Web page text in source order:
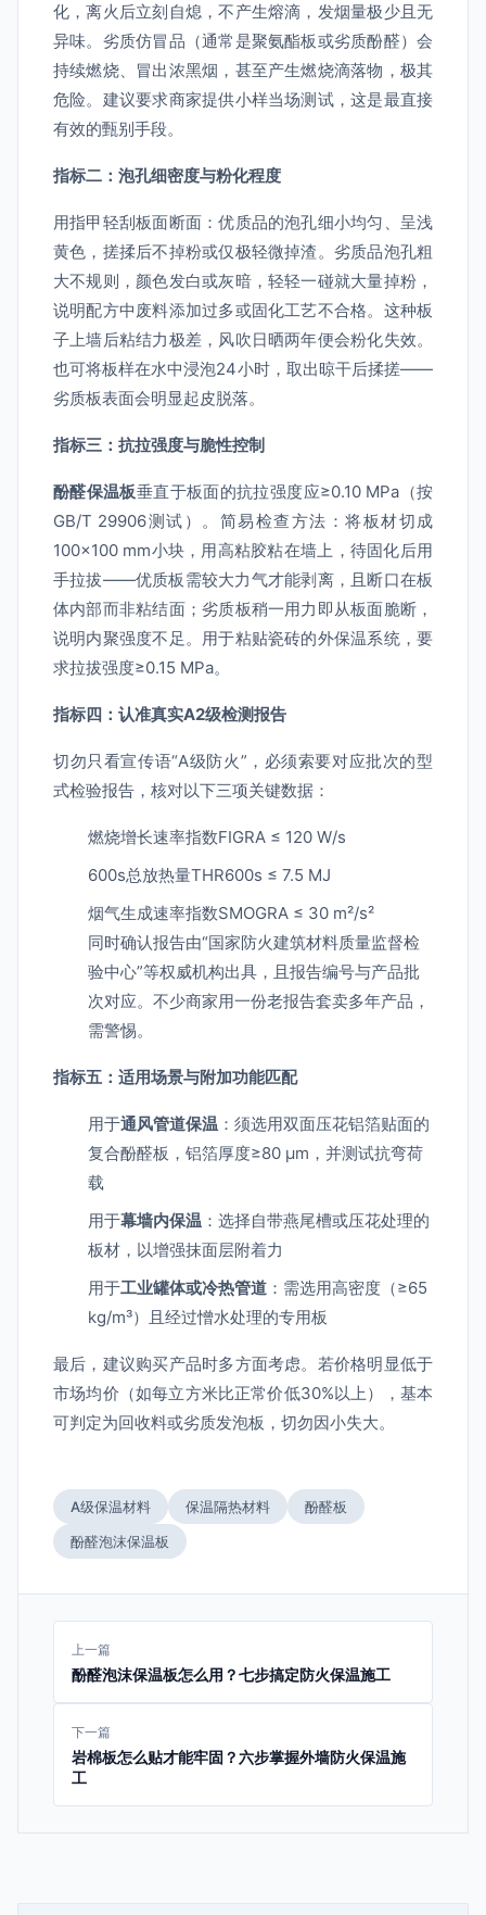
化，离火后立刻自熄，不产生熔滴，发烟量极少且无
异味。劣质仿冒品（通常是聚氨酯板或劣质酚醛）会
持续燃烧、冒出浓黑烟，甚至产生燃烧滴落物，极其
危险。建议要求商家提供小样当场测试，这是最直接
有效的甄别手段。
指标二：泡孔细密度与粉化程度
用指甲轻刮板面断面：优质品的泡孔细小均匀、呈浅
黄色，搓揉后不掉粉或仅极轻微掉渣。劣质品泡孔粗
大不规则，颜色发白或灰暗，轻轻一碰就大量掉粉，
说明配方中废料添加过多或固化工艺不合格。这种板
子上墙后粘结力极差，风吹日晒两年便会粉化失效。
也可将板样在水中浸泡24小时，取出晾干后揉搓——
劣质板表面会明显起皮脱落。
指标三：抗拉强度与脆性控制
酚醛保温板垂直于板面的抗拉强度应≥0.10 MPa（按
GB/T 29906测试）。简易检查方法：将板材切成
100×100 mm小块，用高粘胶粘在墙上，待固化后用
手拉拔——优质板需较大力气才能剥离，且断口在板
体内部而非粘结面；劣质板稍一用力即从板面脆断，
说明内聚强度不足。用于粘贴瓷砖的外保温系统，要
求拉拔强度≥0.15 MPa。
指标四：认准真实A2级检测报告
切勿只看宣传语“A级防火”，必须索要对应批次的型
式检验报告，核对以下三项关键数据：
燃烧增长速率指数FIGRA ≤ 120 W/s
600s总放热量THR600s ≤ 7.5 MJ
烟气生成速率指数SMOGRA ≤ 30 m²/s²
同时确认报告由“国家防火建筑材料质量监督检
验中心”等权威机构出具，且报告编号与产品批
次对应。不少商家用一份老报告套卖多年产品，
需警惕。
指标五：适用场景与附加功能匹配
用于通风管道保温 ：须选用双面压花铝箔贴面的
复合酚醛板，铝箔厚度≥80 μm，并测试抗弯荷
载
用于幕墙内保温 ：选择自带燕尾槽或压花处理的
板材，以增强抹面层附着力
用于工业罐体或冷热管道 ：需选用高密度（≥65
kg/m³）且经过憎水处理的专用板
最后，建议购买产品时多方面考虑。若价格明显低于
市场均价（如每立方米比正常价低30%以上），基本
可判定为回收料或劣质发泡板，切勿因小失大。
A级保温材料 保温隔热材料
酚醛板
酚醛泡沫保温板
上一篇
酚醛泡沫保温板怎么用？七步搞定防火保温施工
下一篇
岩棉板怎么贴才能牢固？六步掌握外墙防火保温施
工